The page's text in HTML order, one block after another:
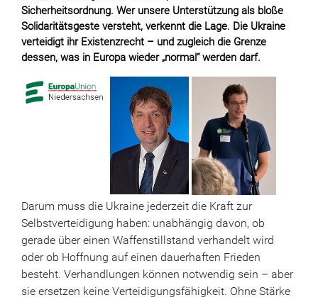
Sicherheitsordnung. Wer unsere Unterstützung als bloße
Solidaritätsgeste versteht, verkennt die Lage. Die Ukraine
verteidigt ihr Existenzrecht – und zugleich die Grenze
dessen, was in Europa wieder „normal“ werden darf.
Darum muss die Ukraine jederzeit die Kraft zur
Selbstverteidigung haben: unabhängig davon, ob
gerade über einen Waffenstillstand verhandelt wird
oder ob Hoffnung auf einen dauerhaften Frieden
besteht. Verhandlungen können notwendig sein – aber
sie ersetzen keine Verteidigungsfähigkeit. Ohne Stärke